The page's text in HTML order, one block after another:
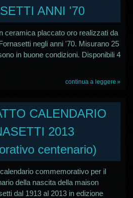
ANNI '70
ceramica placcato oro realizzati da
negli anni '70. Misurano 25
in buone condizioni. Disponibili 4
continua a leggere
CALENDARIO
2013
centenario)
commemorativo per il
della nascita della maison
dal 1913 al 2013 in edizione